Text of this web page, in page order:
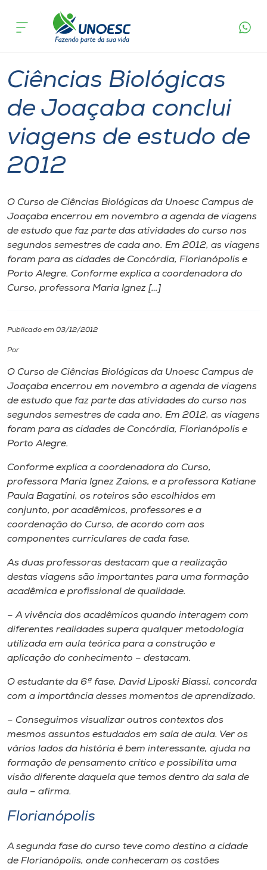
Cursos
Pesquisa
Atendimento ao Estudante
Portal de Ensino
A
Unoesc
Internacionalização
I.nova
Diplomados
CPA
Biblioteca
Editora
Rádio
Museu
Unoesc
Store
Selecione
o idioma
A-
acontece
Ciências Biológicas
de Joaçaba conclui
viagens de estudo de
2012
O Curso de Ciências Biológicas da Unoesc Campus de
Joaçaba encerrou em novembro a agenda de viagens
de estudo que faz parte das atividades do curso nos
segundos semestres de cada ano. Em 2012, as viagens
foram para as cidades de Concórdia, Florianópolis e
Porto Alegre. Conforme explica a coordenadora do
Curso, professora Maria Ignez […]
Publicado em 03/12/2012
Por
O Curso de Ciências Biológicas da Unoesc Campus de
Joaçaba encerrou em novembro a agenda de viagens
de estudo que faz parte das atividades do curso nos
segundos semestres de cada ano. Em 2012, as viagens
foram para as cidades de Concórdia, Florianópolis e
Porto Alegre.
Conforme explica a coordenadora do Curso,
professora Maria Ignez Zaions, e a professora Katiane
Paula Bagatini, os roteiros são escolhidos em
conjunto, por acadêmicos, professores e a
coordenação do Curso, de acordo com aos
componentes curriculares de cada fase.
As duas professoras destacam que a realização
destas viagens são importantes para uma formação
acadêmica e profissional de qualidade.
– A vivência dos acadêmicos quando interagem com
diferentes realidades supera qualquer metodologia
utilizada em aula teórica para a construção e
aplicação do conhecimento – destacam.
O estudante da 6ª fase, David Liposki Biassi, concorda
com a importância desses momentos de aprendizado.
– Conseguimos visualizar outros contextos dos
mesmos assuntos estudados em sala de aula. Ver os
vários lados da história é bem interessante, ajuda na
formação de pensamento crítico e possibilita uma
visão diferente daquela que temos dentro da sala de
aula – afirma.
Florianópolis
A segunda fase do curso teve como destino a cidade
de Florianópolis, onde conheceram os costões